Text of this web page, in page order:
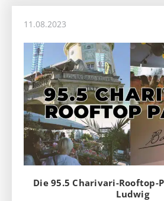
11.08.2023
Die 95.5 Charivari-Rooftop-
Ludwig